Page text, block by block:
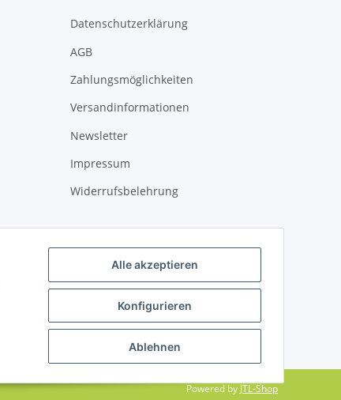
Alle akzeptieren
Konfigurieren
Ablehnen
Datenschutzerklärung
AGB
Zahlungsmöglichkeiten
Versandinformationen
Newsletter
Impressum
Widerrufsbelehrung
Powered by JTL-Shop